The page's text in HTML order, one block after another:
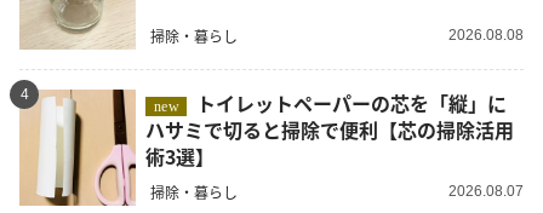
掃除・暮らし 2026.08.08
4
new
ハサミで切ると掃除で便利【芯の掃除活用
術3選】
掃除・暮らし 2026.08.07